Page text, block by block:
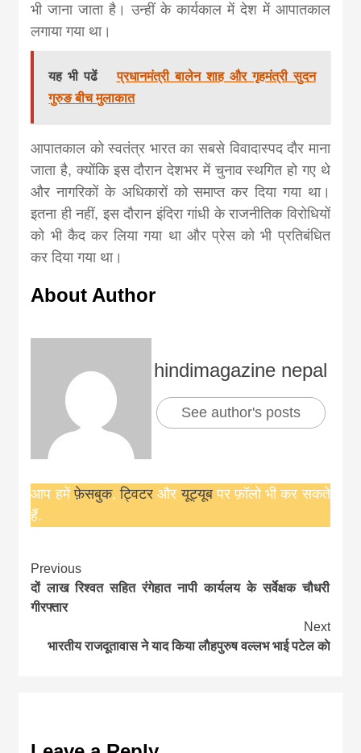
भी जाना जाता है। उन्हीं के कार्यकाल में देश में आपातकाल
लगाया गया था।
यह भी पढें
प्रधानमंत्री बालेन शाह और गृहमंत्री सुदन
गुरुङ बीच मुलाकात
आपातकाल को स्वतंत्र भारत का सबसे विवादास्पद दौर माना
जाता है, क्योंकि इस दौरान देशभर में चुनाव स्थगित हो गए थे
और नागरिकों के अधिकारों को समाप्त कर दिया गया था।
इतना ही नहीं, इस दौरान इंदिरा गांधी के राजनीतिक विरोधियों
को भी कैद कर लिया गया था और प्रेस को भी प्रतिबंधित
कर दिया गया था।
About Author
hindimagazine nepal
See author's posts
आप हमेंफ़ेसबुक,ट्विटरऔरयूट्यूबपर फ़ॉलो भी कर सकते
हैं.
Continue
Reading
Previous
दों लाख रिश्वत सहित रंगेहात नापी कार्यलय के सर्वेक्षक चौधरी
गीरफ्तार
Next
भारतीय राजदूतावास ने याद किया लाैहपुरुष वल्लभ भाई पटेल काे